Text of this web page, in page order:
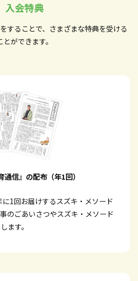
入会特典
することで、さまざまな特典を受ける
とができます。
通信』の配布（年1回）
1回お届けするスズキ・メソード
のごあいさつやスズキ・メソード
ます。